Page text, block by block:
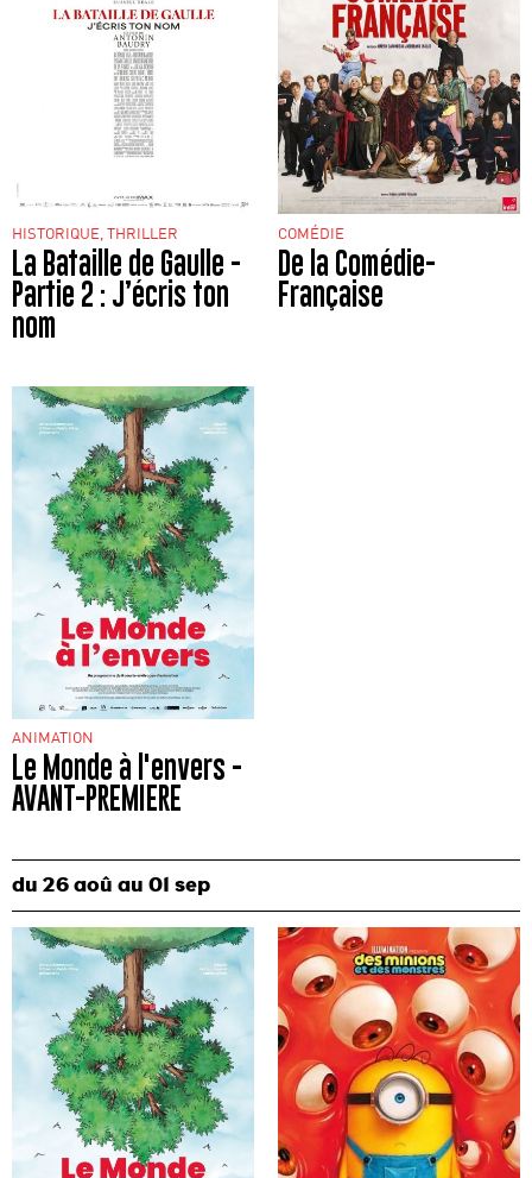
HISTORIQUE, THRILLER
La Bataille de Gaulle -
Partie 2 : J’écris ton
nom
COMÉDIE
De la Comédie-
Française
ANIMATION
Le Monde à l'envers -
AVANT-PREMIERE
du 26 aoû au 01 sep